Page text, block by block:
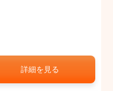
詳細を見る